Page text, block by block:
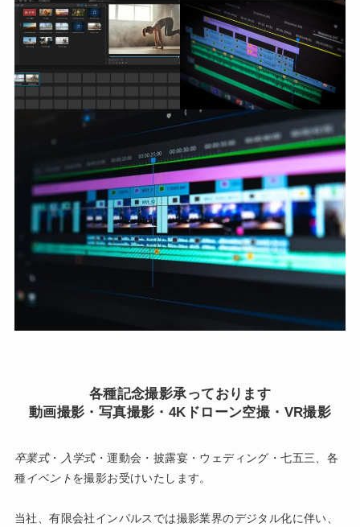
各種記念撮影承っております
動画撮影・写真撮影・4Kドローン空撮・VR撮影
卒業式・ 入学式・運動会・披露宴・ウェディング・七五三、各
種イベントを撮影お受けいたします。
当社、有限会社インパルスでは撮影業界のデジタル化に伴い、